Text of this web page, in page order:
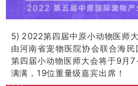
5) 2022第四届中原小动物医师
由河南省宠物医院协会联合海
第四届小动物医师大会将于9月
满满，19位重量级嘉宾出席！